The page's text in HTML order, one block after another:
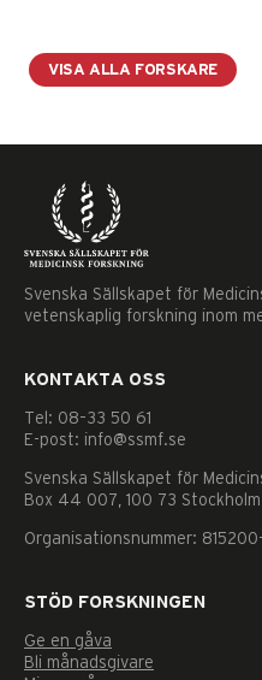
VISA ALLA FORSKARE
Svenska Sällskapet för
vetenskaplig forskning inom
KONTAKTA OSS
Tel: 08–33 50 61
E-post: info@ssmf.se
Svenska Sällskapet för
Box 44 007, 100 73 Stockholm
Organisationsnummer:
STÖD FORSKNINGEN
Ge en gåva
Bli månadsgivare
Nödvändiga